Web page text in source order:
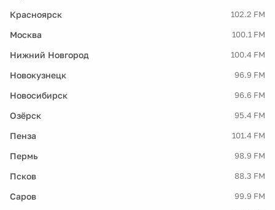
Красноярск 102.2 FM
Москва 100.1 FM
Нижний Новгород 100.4 FM
Новокузнецк 96.9 FM
Новосибирск 96.6 FM
Озёрск 95.4 FM
Пенза 101.4 FM
Пермь 98.9 FM
Псков 88.3 FM
Саров 99.9 FM